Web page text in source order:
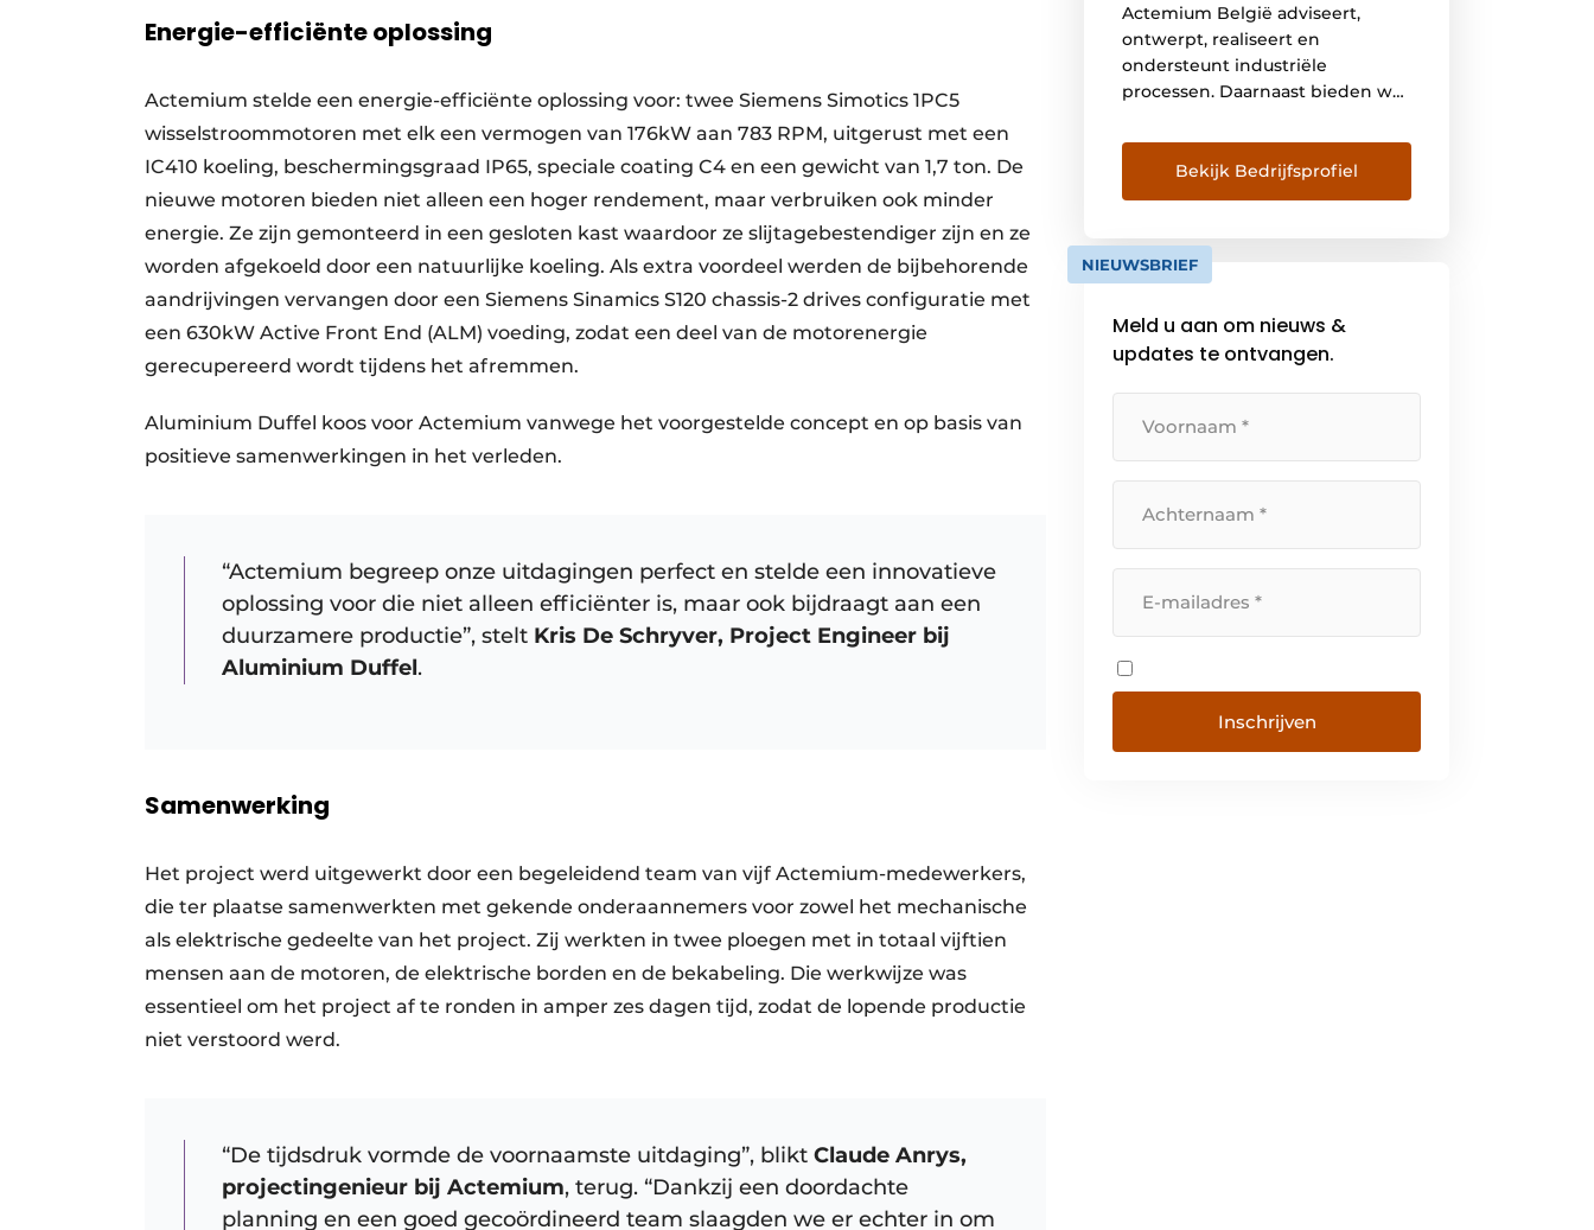
Energie-efficiënte oplossing
Actemium stelde een energie-efficiënte oplossing voor: twee Siemens Simotics 1PC5
wisselstroommotoren met elk een vermogen van 176kW aan 783 RPM, uitgerust met een
IC410 koeling, beschermingsgraad IP65, speciale coating C4 en een gewicht van 1,7 ton. De
nieuwe motoren bieden niet alleen een hoger rendement, maar verbruiken ook minder
energie. Ze zijn gemonteerd in een gesloten kast waardoor ze slijtagebestendiger zijn en ze
worden afgekoeld door een natuurlijke koeling. Als extra voordeel werden de bijbehorende
aandrijvingen vervangen door een Siemens Sinamics S120 chassis-2 drives configuratie met
een 630kW Active Front End (ALM) voeding, zodat een deel van de motorenergie
gerecupereerd wordt tijdens het afremmen.
Aluminium Duffel koos voor Actemium vanwege het voorgestelde concept en op basis van
positieve samenwerkingen in het verleden.
“Actemium begreep onze uitdagingen perfect en stelde een innovatieve
oplossing voor die niet alleen efficiënter is, maar ook bijdraagt aan een
duurzamere productie”, stelt Kris De Schryver, Project Engineer bij
Aluminium Duffel.
Samenwerking
Het project werd uitgewerkt door een begeleidend team van vijf Actemium-medewerkers,
die ter plaatse samenwerkten met gekende onderaannemers voor zowel het mechanische
als elektrische gedeelte van het project. Zij werkten in twee ploegen met in totaal vijftien
mensen aan de motoren, de elektrische borden en de bekabeling. Die werkwijze was
essentieel om het project af te ronden in amper zes dagen tijd, zodat de lopende productie
niet verstoord werd.
“De tijdsdruk vormde de voornaamste uitdaging”, blikt Claude Anrys,
projectingenieur bij Actemium, terug. “Dankzij een doordachte
planning en een goed gecoördineerd team slaagden we er echter in om
Actemium België adviseert,
ontwerpt, realiseert en
ondersteunt industriële
processen. Daarnaast bieden we
activiteiten omvatten
elektriciteit & instrumentatie,
IT/ICT, automatisering en
missie om klanten te
ondersteunen bij het versterken
en het verbeteren van hun
industriële prestaties.
Bekijk Bedrijfsprofiel
NIEUWSBRIEF
Meld u aan om nieuws &
updates te ontvangen.